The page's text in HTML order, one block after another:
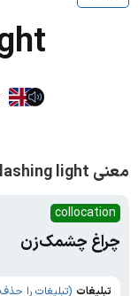
معنی flashing light | جمله با flashing light
collocation
چراغ چشمک‌زن
تبلیغات (تبلیغات را